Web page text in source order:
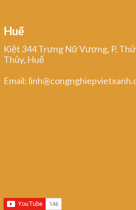
Huế
Kiệt 344 Trưng Nữ Vương, P.
Thủy, Huế
Email: